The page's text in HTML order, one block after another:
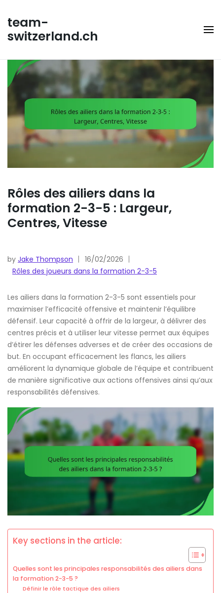
content
team-
switzerland.ch
Rôles des ailiers dans la
formation 2-3-5 : Largeur,
Centres, Vitesse
by Jake Thompson
16/02/2026
Rôles des joueurs dans la formation 2-3-5
Les ailiers dans la formation 2-3-5 sont essentiels pour
maximiser l’efficacité offensive et maintenir l’équilibre
défensif. Leur capacité à offrir de la largeur, à délivrer des
centres précis et à utiliser leur vitesse permet aux équipes
d’étirer les défenses adverses et de créer des occasions de
but. En occupant efficacement les flancs, les ailiers
améliorent la dynamique globale de l’équipe et contribuent
de manière significative aux actions offensives ainsi qu’aux
responsabilités défensives.
Key sections in the article:
Quelles sont les principales responsabilités des ailiers dans
la formation 2-3-5 ?
Définir le rôle tactique des ailiers